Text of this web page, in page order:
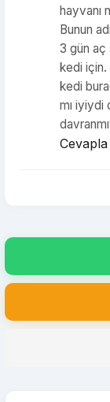
hayvanı
Bunun
3 gün aç
kedi için.
kedi
mı iyiydi
Cevapla